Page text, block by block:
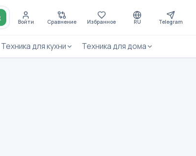
Войти Сравнение Избранное RU Telegram
Техника для кухни Техника для дома